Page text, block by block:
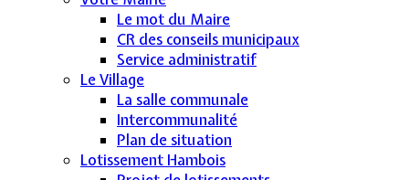
Le mot du Maire
CR des conseils municipaux
Service administratif
Le Village
La salle communale
Intercommunalité
Plan de situation
Lotissement Hambois